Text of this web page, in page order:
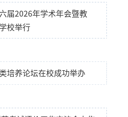
届2026年学术年会暨教
校举行
培养论坛在校成功举办